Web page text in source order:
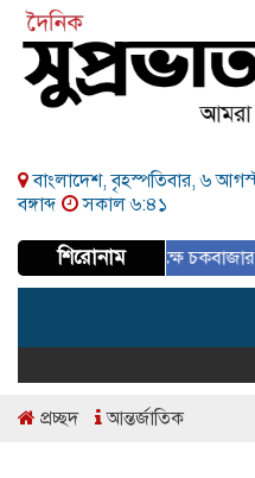
বাংলাদেশ, বৃহস্পতিবার, ৬
বঙ্গাব্দ
সকাল ৬:৪১
শিরোনাম
উপলক্ষে চকবাজার থানা
প্রচ্ছদ আন্তর্জাতিক